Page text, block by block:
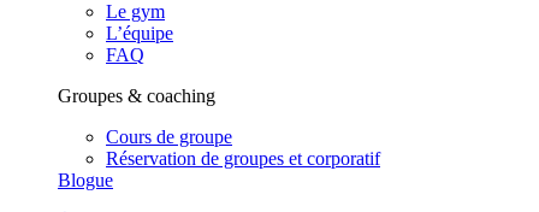
Le gym
L’équipe
FAQ
Groupes & coaching
Cours de groupe
Réservation de groupes et corporatif
Blogue